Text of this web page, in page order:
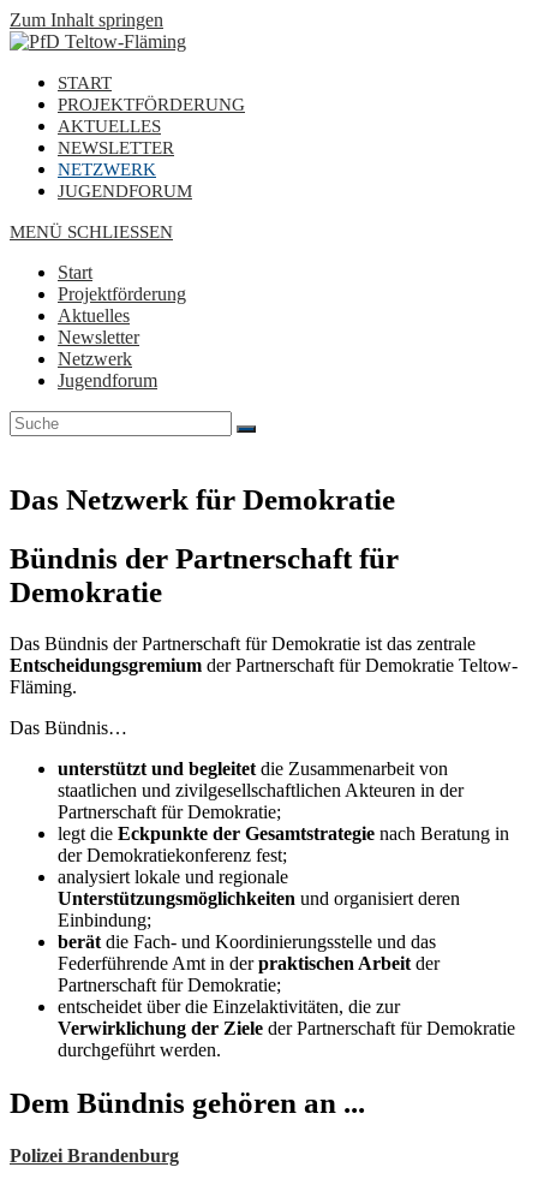
Zum Inhalt springen
START
PROJEKTFÖRDERUNG
AKTUELLES
NEWSLETTER
NETZWERK
JUGENDFORUM
MENÜ SCHLIESSEN
Start
Projektförderung
Aktuelles
Newsletter
Netzwerk
Jugendforum
Das Netzwerk für Demokratie
Bündnis der Partnerschaft für
Demokratie
Das Bündnis der Partnerschaft für Demokratie ist das zentrale
Entscheidungsgremium der Partnerschaft für Demokratie Teltow-
Fläming.
Das Bündnis…
unterstützt und begleitet die Zusammenarbeit von
staatlichen und zivilgesellschaftlichen Akteuren in der
Partnerschaft für Demokratie;
legt die Eckpunkte der Gesamtstrategie nach Beratung in
der Demokratiekonferenz fest;
analysiert lokale und regionale
Unterstützungsmöglichkeiten und organisiert deren
Einbindung;
berät die Fach- und Koordinierungsstelle und das
Federführende Amt in derpraktischen Arbeit der
Partnerschaft für Demokratie;
entscheidet über die Einzelaktivitäten, die zur
Verwirklichung der Ziele der Partnerschaft für Demokratie
durchgeführt werden.
Dem Bündnis gehören an ...
Polizei Brandenburg